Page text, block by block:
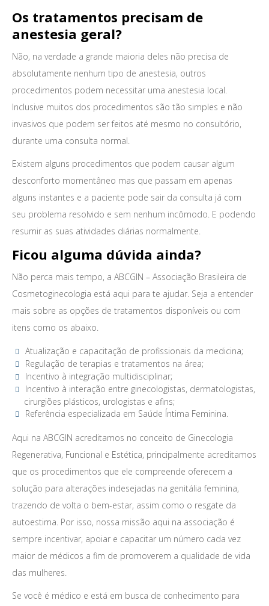
Os tratamentos precisam de
anestesia geral?
Não, na verdade a grande maioria deles não precisa de
absolutamente nenhum tipo de anestesia, outros
procedimentos podem necessitar uma anestesia local.
Inclusive muitos dos procedimentos são tão simples e não
invasivos que podem ser feitos até mesmo no consultório,
durante uma consulta normal.
Existem alguns procedimentos que podem causar algum
desconforto momentâneo mas que passam em apenas
alguns instantes e a paciente pode sair da consulta já com
seu problema resolvido e sem nenhum incômodo. E podendo
resumir as suas atividades diárias normalmente.
Ficou alguma dúvida ainda?
Não perca mais tempo, a ABCGIN – ​​Associação Brasileira de
Cosmetoginecologia está aqui para te ajudar. Seja a entender
mais sobre as opções de tratamentos disponíveis ou com
itens como os abaixo.
Atualização e capacitação de profissionais da medicina;
Regulação de terapias e tratamentos na área;
Incentivo à integração multidisciplinar;
Incentivo à interação entre ginecologistas, dermatologistas,
cirurgiões plásticos, urologistas e afins;
Referência especializada em Saúde Íntima Feminina.
Aqui na ABCGIN acreditamos no conceito de Ginecologia
Regenerativa, Funcional e Estética, principalmente acreditamos
que os procedimentos que ele compreende oferecem a
solução para alterações indesejadas na genitália feminina,
trazendo de volta o bem-estar, assim como o resgate da
autoestima. Por isso, nossa missão aqui na associação é
sempre incentivar, apoiar e capacitar um número cada vez
maior de médicos a fim de promoverem a qualidade de vida
das mulheres.
Se você é médico e está em busca de conhecimento para